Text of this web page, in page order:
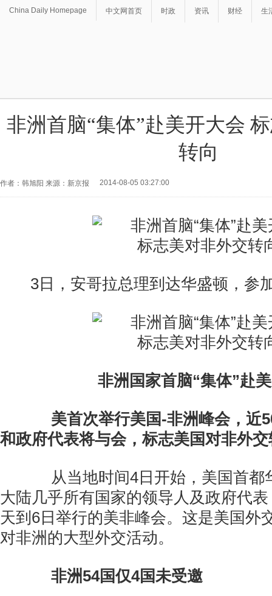
China Daily Homepage 中文网首页 时政 资讯 财经 生
非洲首脑“集体”赴美开大会
转向
作者：韩旭阳 来源：新京报 2014-08-05 03:27:00
3日，安哥拉总理到达华盛顿，参
非洲国家首脑“集体”赴
美首次举行美国-非洲峰会，近
和政府代表将与会，标志美国对非外
从当地时间4日开始，美国首都
大陆几乎所有国家的领导人及政府代
天到6日举行的美非峰会。这是美国外
对非洲的大型外交活动。
非洲54国仅4国未受邀